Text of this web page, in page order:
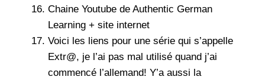
Chaine Youtube de Authentic German
Learning + site internet
Voici les liens pour une série qui s’appelle
Extr@, je l’ai pas mal utilisé quand j’ai
commencé l’allemand! Y’a aussi la